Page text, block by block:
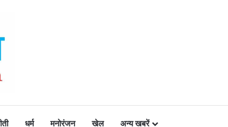
धर्म मनोरंजन खेल अन्य खबरें